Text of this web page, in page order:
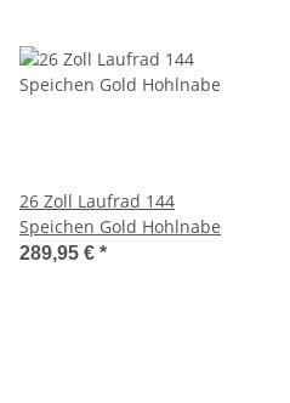
26 Zoll Laufrad 144
Speichen Gold Hohlnabe
289,95 € *